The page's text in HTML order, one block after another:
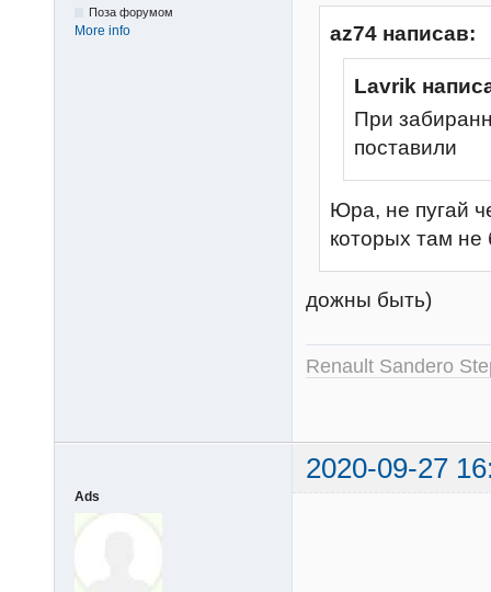
Поза форумом
More info az74 написав:
Lavrik
При
поставили
Юра, не пугай
которых там
дожны быть)
Renault Sandero
2020-09-27
Ads